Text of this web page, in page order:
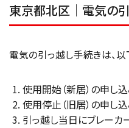
東京都北区｜電気の
電気の引っ越し手続きは、以
使用開始（新居）の申し
使用停止（旧居）の申し
引っ越し当日にブレー